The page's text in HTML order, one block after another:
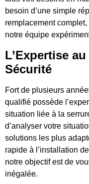
besoin d’une simple
remplacement complet,
notre équipe
L’Expertise
Sécurité
Fort de plusieurs
qualifié possède
situation liée à la
d’analyser votre
solutions les plus
rapide à l’installation
notre objectif est de
inégalée.